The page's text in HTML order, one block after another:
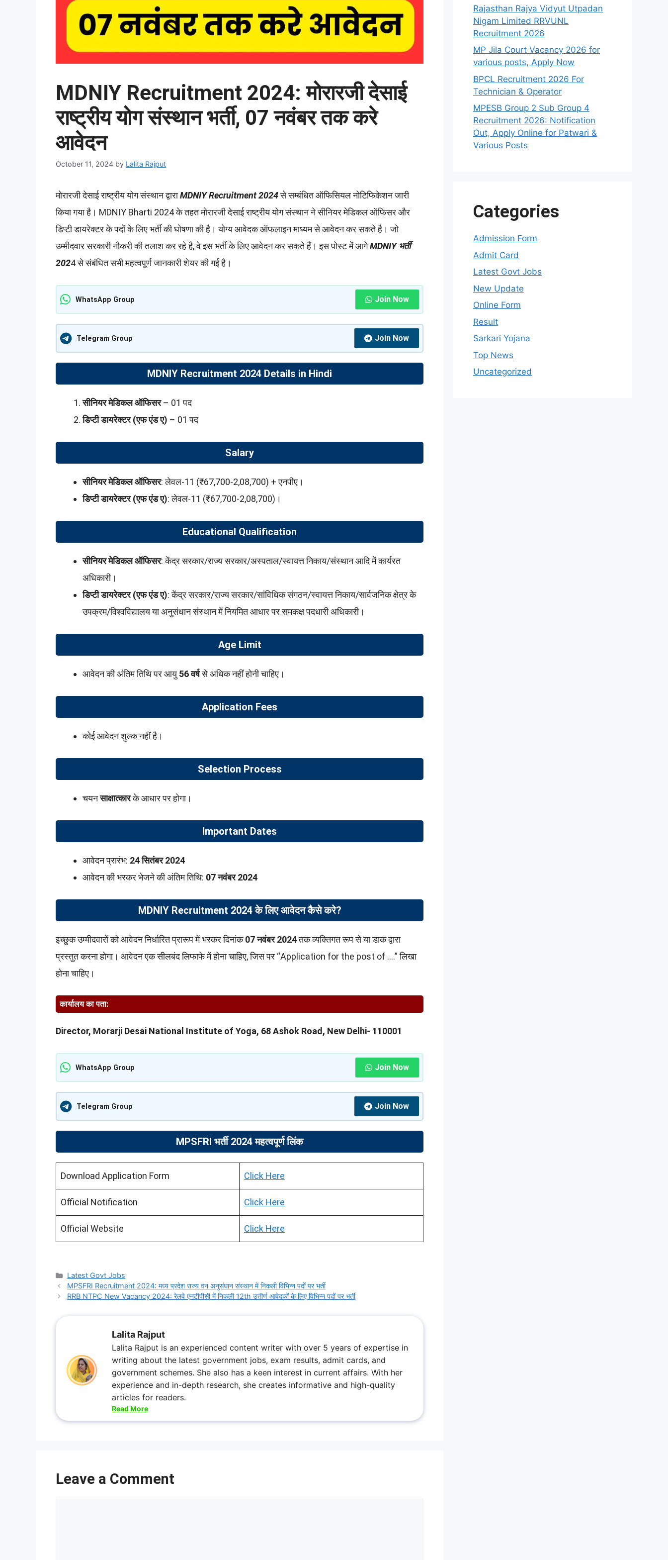
MDNIY Recruitment 2024: मोरारजी देसाई
राष्ट्रीय योग संस्थान भर्ती, 07 नवंबर तक करे
आवेदन
October 11, 2024 by Lalita Rajput
मोरारजी देसाई राष्ट्रीय योग संस्थान द्वाराMDNIY Recruitment 2024से सम्बंधित ऑफिसियल नोटिफिकेशन जारी
किया गया है। MDNIY Bharti 2024 के तहत मोरारजी देसाई राष्ट्रीय योग संस्थान ने सीनियर मेडिकल ऑफिसर और
डिप्टी डायरेक्टर के पदों के लिए भर्ती की घोषणा की है। योग्य आवेदक ऑफलाइन माध्यम से आवेदन कर सकते है। जो
उम्मीदवार सरकारी नौकरी की तलाश कर रहे है, वे इस भर्ती के लिए आवेदन कर सकते हैं। इस पोस्ट में आगेMDNIY भर्ती
2024 से संबंधित सभी महत्वपूर्ण जानकारी शेयर की गई है।
WhatsApp Group Join Now
Telegram Group Join Now
MDNIY Recruitment 2024 Details in Hindi
सीनियर मेडिकल ऑफिसर– 01 पद
डिप्टी डायरेक्टर (एफ एंड ए) – 01 पद
Salary
सीनियर मेडिकल ऑफिसर: लेवल-11 (₹67,700-2,08,700) + एनपीए।
डिप्टी डायरेक्टर (एफ एंड ए): लेवल-11 (₹67,700-2,08,700)।
Educational Qualification
सीनियर मेडिकल ऑफिसर: केंद्र सरकार/राज्य सरकार/अस्पताल/स्वायत्त निकाय/संस्थान आदि में कार्यरत
अधिकारी।
डिप्टी डायरेक्टर (एफ एंड ए): केंद्र सरकार/राज्य सरकार/सांविधिक संगठन/स्वायत्त निकाय/सार्वजनिक क्षेत्र के
उपक्रम/विश्वविद्यालय या अनुसंधान संस्थान में नियमित आधार पर समकक्ष पदधारी अधिकारी।
Age Limit
आवेदन की अंतिम तिथि पर आयु56 वर्षसे अधिक नहीं होनी चाहिए।
Application Fees
कोई आवेदन शुल्क नहीं है।
Selection Process
चयनसाक्षात्कारके आधार पर होगा।
Important Dates
आवेदन प्रारंभ: 24 सितंबर 2024
आवेदन की भरकर भेजने की अंतिम तिथि: 07 नवंबर 2024
MDNIY Recruitment 2024 के लिए आवेदन कैसे करे?
इच्छुक उम्मीदवारों को आवेदन निर्धारित प्रारूप में भरकर दिनांक07 नवंबर 2024तक व्यक्तिगत रूप से या डाक द्वारा
प्रस्तुत करना होगा। आवेदन एक सीलबंद लिफाफे में होना चाहिए, जिस पर “Application for the post of ….” लिखा
होना चाहिए।
कार्यालय का पता:
Director, Morarji Desai National Institute of Yoga, 68 Ashok Road, New Delhi- 110001
WhatsApp Group Join Now
Telegram Group Join Now
MPSFRI भर्ती 2024 महत्वपूर्ण लिंक
Download Application Form Click Here
Official Notification Click Here
Official Website Click Here
Categories
Latest Govt Jobs
MPSFRI Recruitment 2024: मध्य प्रदेश राज्य वन अनुसंधान संस्थान में निकली विभिन्न पदों पर भर्ती
RRB NTPC New Vacancy 2024: रेलवे एनटीपीसी में निकली 12th उत्तीर्ण आवेदकों के लिए विभिन्न पदों पर भर्ती
Lalita Rajput
Lalita Rajput is an experienced content writer with over 5 years of expertise in
writing about the latest government jobs, exam results, admit cards, and
government schemes. She also has a keen interest in current affairs. With her
experience and in-depth research, she creates informative and high-quality
articles for readers.
Read More
Leave a Comment
Rajasthan Rajya Vidyut Utpadan
Nigam Limited RRVUNL
Recruitment 2026
MP Jila Court Vacancy 2026 for
various posts, Apply Now
BPCL Recruitment 2026 For
Technician & Operator
MPESB Group 2 Sub Group 4
Recruitment 2026: Notification
Out, Apply Online for Patwari &
Various Posts
Categories
Admission Form
Admit Card
Latest Govt Jobs
New Update
Online Form
Result
Sarkari Yojana
Top News
Uncategorized